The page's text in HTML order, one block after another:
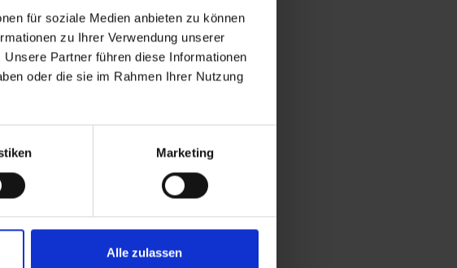
für soziale Medien anbieten zu können
zu Ihrer Verwendung unserer
Partner führen diese Informationen
oder die sie im Rahmen Ihrer Nutzung
Marketing
Alle zulassen